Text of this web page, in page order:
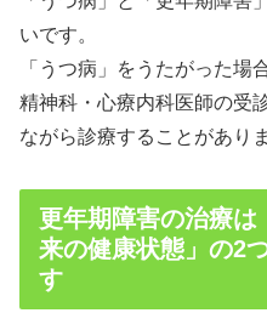
いです。
「うつ病」をうたがった場
精神科・心療内科医師の受
ながら診療することがありま
更年期障害の治療
来の健康状態」の2
す